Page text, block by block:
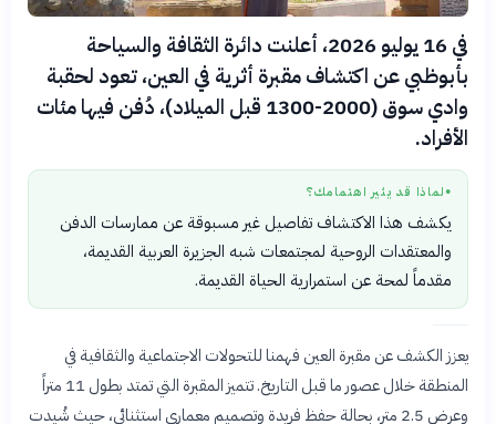
في 16 يوليو 2026، أعلنت دائرة الثقافة والسياحة
بأبوظبي عن اكتشاف مقبرة أثرية في العين، تعود لحقبة
وادي سوق (2000-1300 قبل الميلاد)، دُفن فيها مئات
الأفراد.
● لماذا قد يثير اهتمامك؟
يكشف هذا الاكتشاف تفاصيل غير مسبوقة عن ممارسات الدفن
والمعتقدات الروحية لمجتمعات شبه الجزيرة العربية القديمة،
مقدماً لمحة عن استمرارية الحياة القديمة.
يعزز الكشف عن مقبرة العين فهمنا للتحولات الاجتماعية والثقافية في
المنطقة خلال عصور ما قبل التاريخ. تتميز المقبرة التي تمتد بطول 11 متراً
وعرض 2.5 متر، بحالة حفظ فريدة وتصميم معماري استثنائي، حيث شُيدت